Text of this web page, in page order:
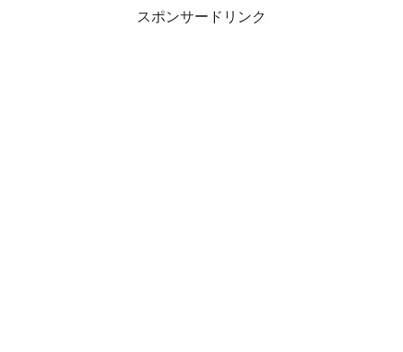
スポンサードリンク